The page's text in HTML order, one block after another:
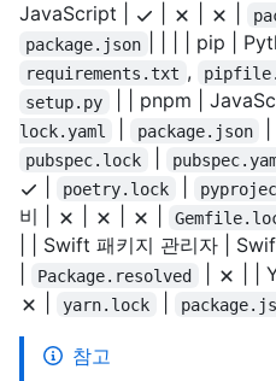
JavaScript |
package.json | | | | pip |
requirements.txt ,
setup.py | | pnpm |
lock.yaml
package.json
pubspec.lock
poetry.lock
비 |
| | Swift 패키지 관리자 |
Package.resolved | |
yarn.lock
참고